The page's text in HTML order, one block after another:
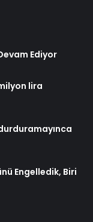
Ediyor
lira
Engelledik, Biri